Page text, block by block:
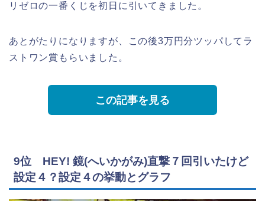
リゼロの一番くじを初日に引いてきました。
あとがたりになりますが、この後3万円分ツッパしてラ
ストワン賞もらいました。
この記事を見る
9位 HEY! 鏡(へいかがみ)直撃７回引いたけど
設定４？設定４の挙動とグラフ